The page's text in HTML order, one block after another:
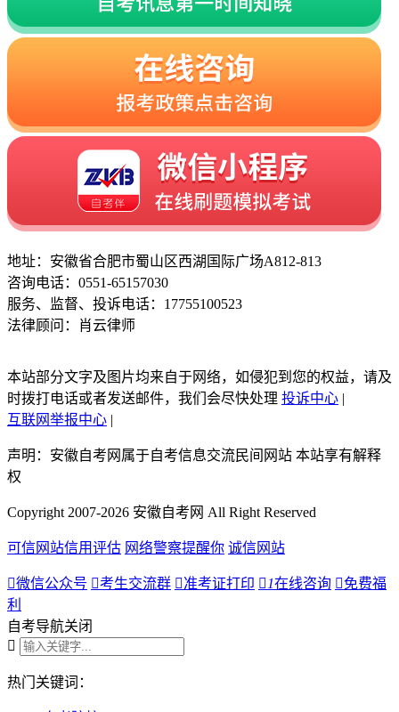
地址：安徽省合肥市蜀山区西湖国际广场A812-813
咨询电话：0551-65157030
服务、监督、投诉电话：17755100523
法律顾问：肖云律师
本站部分文字及图片均来自于网络，如侵犯到您的权益，请及
时拨打电话或者发送邮件，我们会尽快处理 投诉中心 |
互联网举报中心 |
声明：安徽自考网属于自考信息交流民间网站 本站享有解释
权
Copyright 2007-2026 安徽自考网 All Right Reserved
可信网站信用评估 网络警察提醒你 诚信网站
微信公众号 考生交流群 准考证打印  1在线咨询 免费福
利
自考导航关闭

热门关键词：